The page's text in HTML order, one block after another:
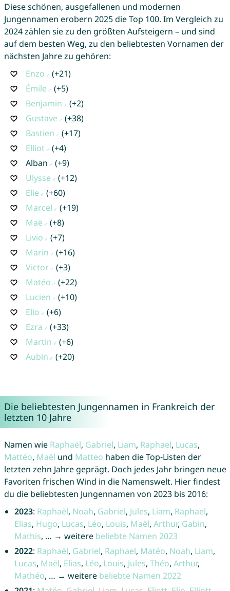
Diese schönen, ausgefallenen und modernen
Jungennamen erobern 2025 die Top 100. Im Vergleich zu
2024 zählen sie zu den größten Aufsteigern – und sind
auf dem besten Weg, zu den beliebtesten Vornamen der
nächsten Jahre zu gehören:
Enzo
(+21)
Émile
(+5)
Benjamin
(+2)
Gustave
(+38)
Bastien
(+17)
Elliot
(+4)
Alban
(+9)
Ulysse
(+12)
Elie
(+60)
Marcel
(+19)
Maë
(+8)
Livio
(+7)
Marin
(+16)
Victor
(+3)
Matéo
(+22)
Lucien
(+10)
Elio
(+6)
Ezra
(+33)
Martin
(+6)
Aubin
(+20)
Die beliebtesten Jungennamen in Frankreich der
letzten 10 Jahre
Namen wie Raphaël, Gabriel, Liam, Raphael, Lucas,
Mattéo, Maël und Matteo haben die Top-Listen der
letzten zehn Jahre geprägt. Doch jedes Jahr bringen neue
Favoriten frischen Wind in die Namenswelt. Hier findest
du die beliebtesten Jungennamen von 2023 bis 2016:
2023: Raphaël, Noah, Gabriel, Jules, Liam, Raphael,
Elias, Hugo, Lucas, Léo, Louis, Maël, Arthur, Gabin,
Mathis, … → weitere beliebte Namen 2023
2022: Raphaël, Gabriel, Raphael, Matéo, Noah, Liam,
Lucas, Maël, Elias, Léo, Louis, Jules, Théo, Arthur,
Mathéo, … → weitere beliebte Namen 2022